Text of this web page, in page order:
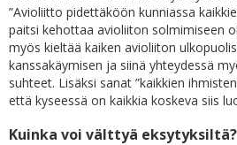
”Avioliitto pidettäköön kunniassa
paitsi kehottaa avioliiton solmimiseen
myös kieltää kaiken avioliiton
kanssakäymisen ja siinä yhteydessä
suhteet. Lisäksi sanat ”kaikkien
että kyseessä on kaikkia koskeva siis
Kuinka voi välttyä eksytyksiltä?